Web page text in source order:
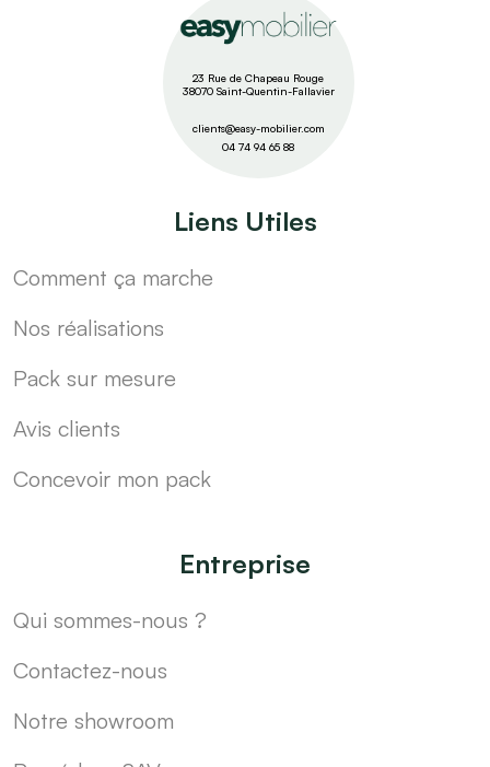
23 Rue de Chapeau Rouge
38070 Saint-Quentin-Fallavier
clients@easy-mobilier.com
04 74 94 65 88
Liens Utiles
Comment ça marche
Nos réalisations
Pack sur mesure
Avis clients
Concevoir mon pack
Entreprise
Qui sommes-nous ?
Contactez-nous
Notre showroom